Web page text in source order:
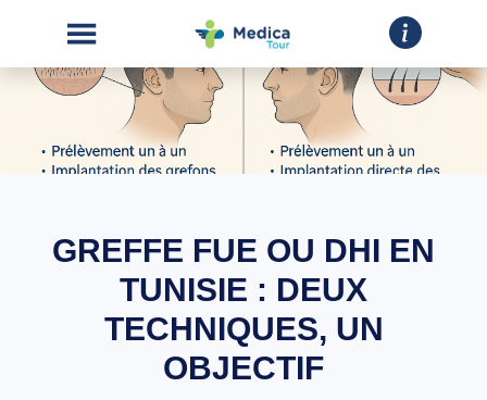
ACCUEILGREFFE FUE OU DHI EN
TUNISIE : DEUX
TECHNIQUES, UN
OBJECTIF